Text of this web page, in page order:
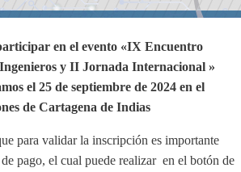
en el evento «IX Encuentro
y II Jornada Internacional »
el 25 de septiembre de 2024 en el
de Cartagena de Indias
para validar la inscripción es importante
pago, el cual puede realizar en el botón de